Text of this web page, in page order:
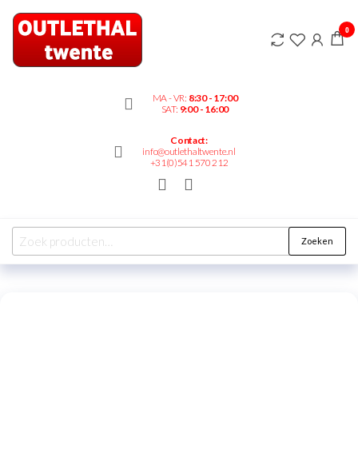
Outlethaltwente.nl
– altijd iets te
MA - VR: 8:30 - 17:00
SAT: 9:00 - 16:00
Contact:
info@outlethaltwente.nl
+31(0)541 570 212
0
Zoeken